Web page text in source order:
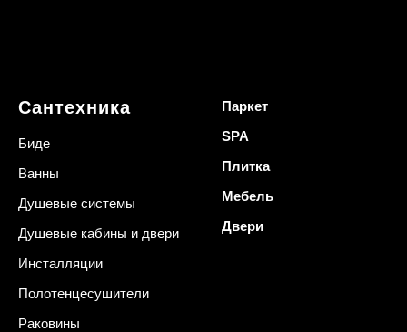
Сантехника
Биде
Ванны
Душевые системы
Душевые кабины и двери
Инсталляции
Полотенцесушители
Раковины
Паркет
SPA
Плитка
Мебель
Двери